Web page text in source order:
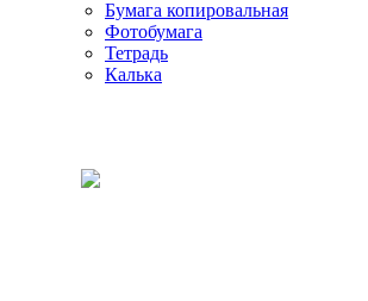
Бумага копировальная
Фотобумага
Тетрадь
Калька